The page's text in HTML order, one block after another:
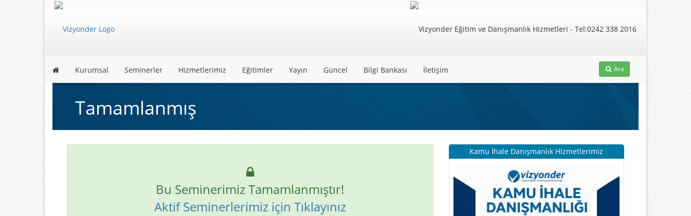
Kurumsal Seminerler Hizmetlerimiz Eğitimler Yayın Güncel Bilgi Bankası İletişim Ara
Tamamlanmış
Bu Seminerimiz Tamamlanmıştır!
Aktif Seminerlerimiz için Tıklayınız
Kamu İhale Danışmanlık Hizmetlerimiz